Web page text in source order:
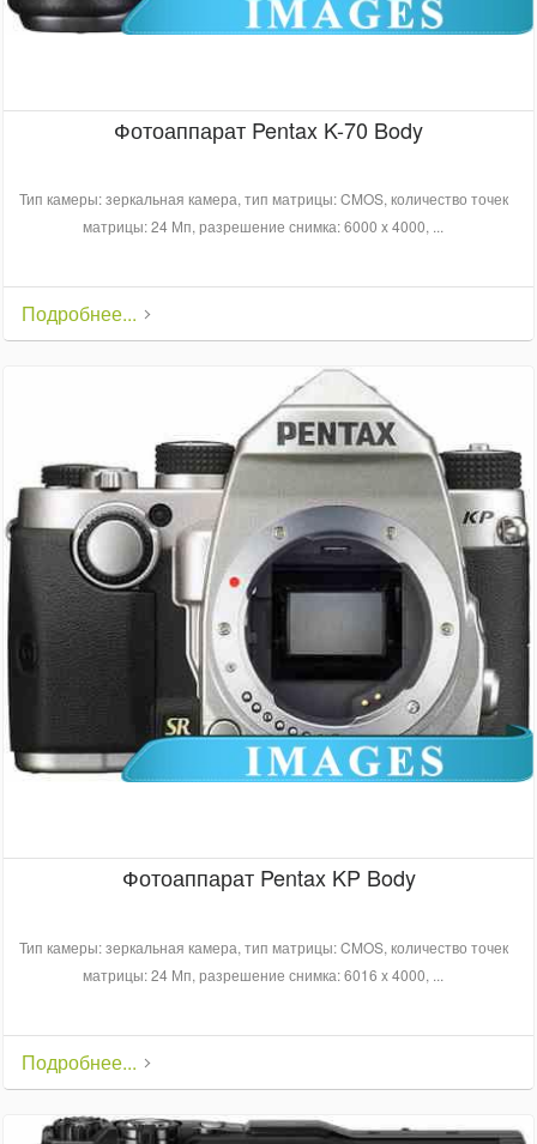
Фотоаппарат Pentax K-70 Body
Тип камеры: зеркальная камера, тип матрицы: CMOS, количество точек
матрицы: 24 Мп, разрешение снимка: 6000 x 4000, ...
Подробнее...
Фотоаппарат Pentax KP Body
Тип камеры: зеркальная камера, тип матрицы: CMOS, количество точек
матрицы: 24 Мп, разрешение снимка: 6016 x 4000, ...
Подробнее...